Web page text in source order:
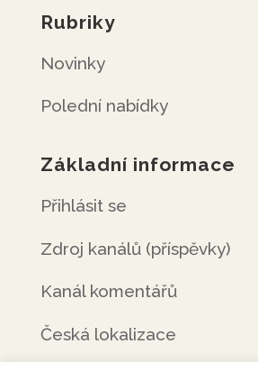
Rubriky
Novinky
Polední nabídky
Základní informace
Přihlásit se
Zdroj kanálů (příspěvky)
Kanál komentářů
Česká lokalizace